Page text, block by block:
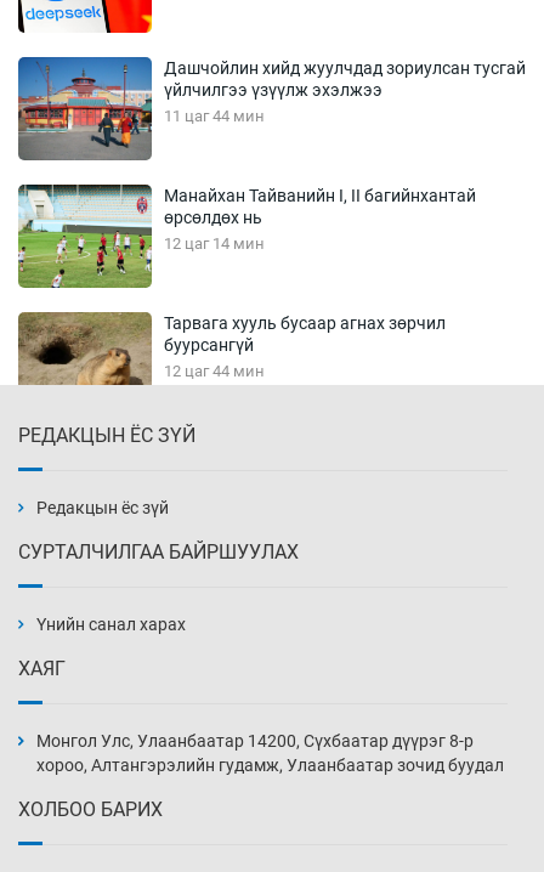
Дашчойлин хийд жуулчдад зориулсан тусгай
үйлчилгээ үзүүлж эхэлжээ
11 цаг 44 мин
Манайхан Тайванийн I, II багийнхантай
өрсөлдөх нь
12 цаг 14 мин
Тарвага хууль бусаар агнах зөрчил
буурсангүй
12 цаг 44 мин
13 цаг 14 мин
13 цаг 44 мин
14 цаг 14 мин
РЕДАКЦЫН ЁС ЗҮЙ
Редакцын ёс зүй
СУРТАЛЧИЛГАА БАЙРШУУЛАХ
Үнийн санал харах
ХАЯГ
Монгол Улс, Улаанбаатар 14200, Сүхбаатар дүүрэг 8-р
хороо, Алтангэрэлийн гудамж, Улаанбаатар зочид буудал
ХОЛБОО БАРИХ